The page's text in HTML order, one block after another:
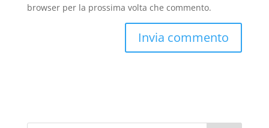
browser per la prossima volta che commento.